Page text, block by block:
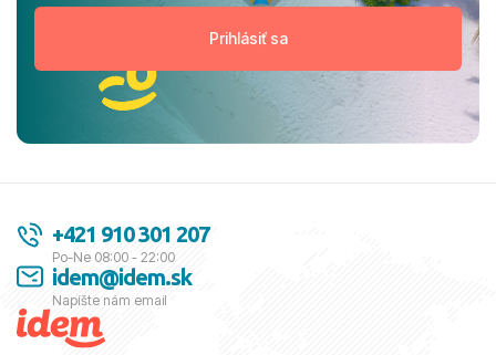
+421 910 301 207
Po-Ne 08:00 - 22:00
idem@idem.sk
Napíšte nám email